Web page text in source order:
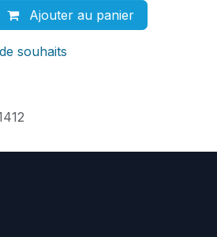
Ajouter au panier
souhaits